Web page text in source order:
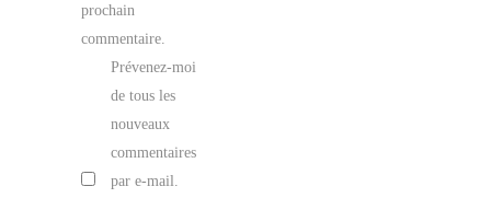
prochain
commentaire.
Prévenez-moi
de tous les
nouveaux
commentaires
par e-mail.